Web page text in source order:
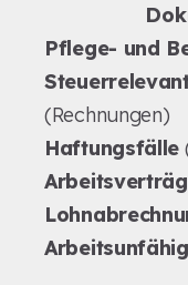
Pflege- und
(Rechnungen)
Haftungsfälle